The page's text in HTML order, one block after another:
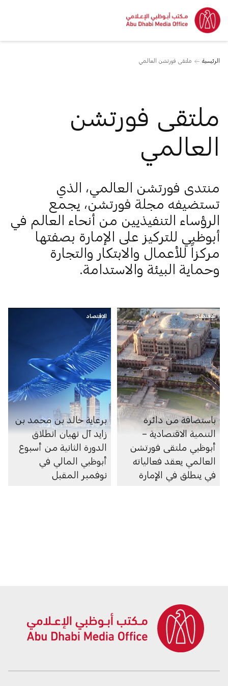
الرئيسية ملتقى فورتشن العالمي
ملتقى فورتشن
العالمي
منتدى فورتشن العالمي، الذي
تستضيفه مجلة فورتشن، يجمع
الرؤساء التنفيذيين من أنحاء العالم في
أبوظبي للتركيز على الإمارة بصفتها
مركزاً للأعمال والابتكار والتجارة
وحماية البيئة والاستدامة.
الاقتصاد
باستضافة من دائرة
التنمية الاقتصادية –
أبوظبي ملتقى فورتشن
العالمي يعقد فعالياته
في ينطلق في الإمارة
الاقتصاد
برعاية خالد بن محمد بن
زايد آل نهيان انطلاق
الدورة الثانية من أسبوع
أبوظبي المالي في
نوفمبر المقبل